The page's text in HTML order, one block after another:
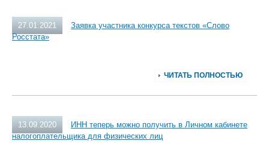
27.01.2021
Заявка участника конкурса текстов «Слово
Росстата»
ЧИТАТЬ ПОЛНОСТЬЮ
13.09.2020
ИНН теперь можно получить в Личном кабинете
налогоплательщика для физических лиц